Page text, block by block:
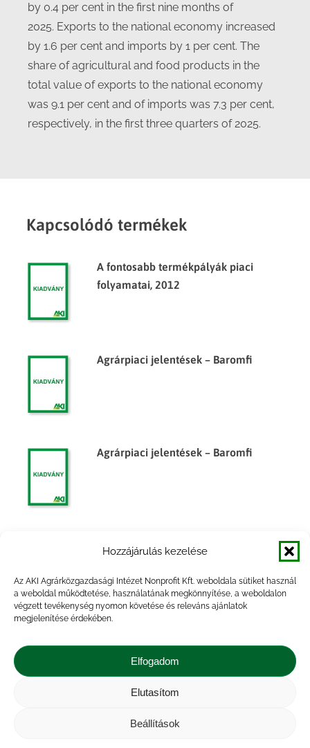
Hozzájárulás kezelése
Az AKI Agrárközgazdasági Intézet Nonprofit Kft. weboldala sütiket használ
a weboldal működtetése, használatának megkönnyítése, a weboldalon
végzett tevékenység nyomon követése és releváns ajánlatok
megjelenítése érdekében.
Elfogadom
Elutasítom
Beállítások
by 0.4 per cent in the first nine months of
2025. Exports to the national economy increased
by 1.6 per cent and imports by 1 per cent. The
share of agricultural and food products in the
total value of exports to the national economy
was 9.1 per cent and of imports was 7.3 per cent,
respectively, in the first three quarters of 2025.
Kapcsolódó termékek
A fontosabb termékpályák piaci
folyamatai, 2012
Agrárpiaci jelentések – Baromfi
Agrárpiaci jelentések – Baromfi
Agrárpiaci jelentések – Baromfi
Agrárpiaci jelentések – Baromfi